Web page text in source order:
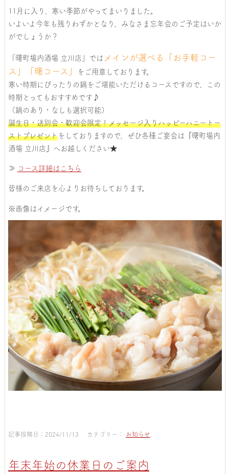
11月に入り、寒い季節がやってまいりました。
いよいよ今年も残りわずかとなり、みなさま忘年会のご予定はいか
がでしょうか？
「曙町場内酒場 立川店」では メインが選べる「お手軽コー
ス」「曙コース」
をご用意しております。
寒い時期にぴったりの鍋をご堪能いただけるコースですので、この
時期とってもおすすめです♪
（鍋のあり・なしも選択可能）
誕生日・送別会・歓迎会限定！メッセージ入りハッピーハニートー
ストプレゼントをしておりますので、ぜひ各種ご宴会は『曙町場内
酒場 立川店』へお越しください★
≫ コース詳細はこちら
皆様のご来店を心よりお待ちしております。
※画像はイメージです。
記事投稿日：2024/11/13 カテゴリー： お知らせ.
年末年始の休業日のご案内